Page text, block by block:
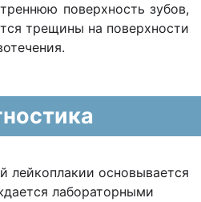
поверхность зубов,
трещины на поверхности
лейкоплакии основывается
лабораторными